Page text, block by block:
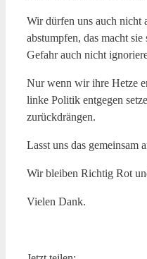
Wir dürfen uns auch nicht
abstumpfen, das macht
Gefahr auch nicht
Nur wenn wir ihre Hetze
linke Politik entgegen
zurückdrängen.
Lasst uns das gemeinsam
Wir bleiben Richtig Rot
Vielen Dank.